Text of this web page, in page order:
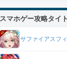
スマホゲー攻略タイ
サファイアスフ